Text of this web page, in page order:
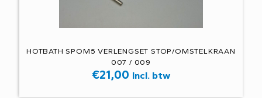
HOTBATH SPOM5 VERLENGSET STOP/OMSTELKRAAN
007 / 009
€21,00 Incl. btw